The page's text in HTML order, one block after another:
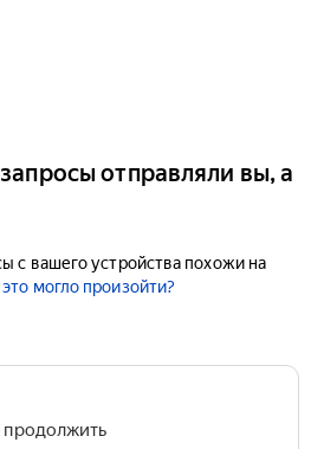
отправляли вы, а
с вашего устройства похожи на
могло произойти?